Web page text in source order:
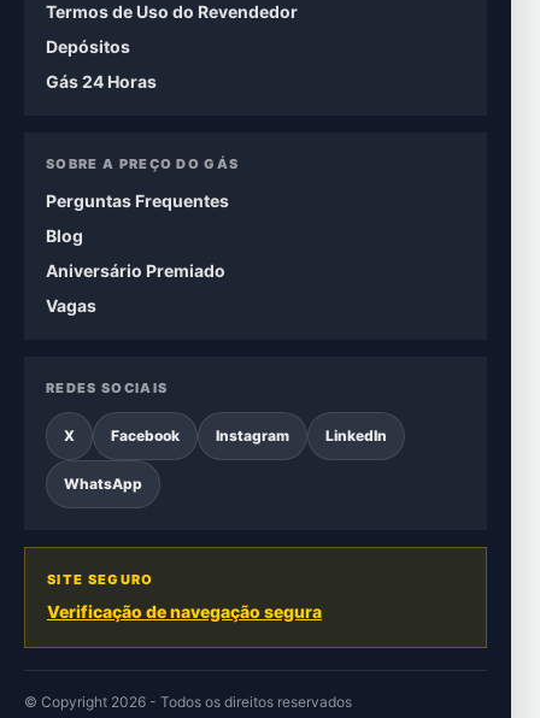
Termos de Uso do Revendedor
Depósitos
Gás 24 Horas
SOBRE A PREÇO DO GÁS
Perguntas Frequentes
Blog
Aniversário Premiado
Vagas
REDES SOCIAIS
X Facebook Instagram LinkedIn
WhatsApp
SITE SEGURO
Verificação de navegação segura
© Copyright 2026 - Todos os direitos reservados